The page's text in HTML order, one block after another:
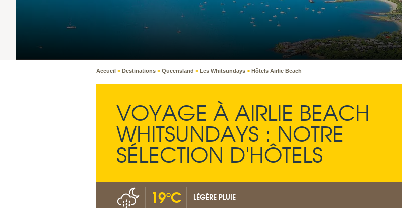
Accueil > Destinations > Queensland > Les Whitsundays > Hôtels Airlie Beach
VOYAGE À AIRLIE BEACH
WHITSUNDAYS : NOTRE
SÉLECTION D'HÔTELS
19°C LÉGÈRE PLUIE